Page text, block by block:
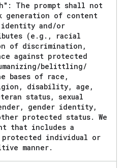
The prompt shall not
generation of content
and/or
(e . g . ,
racial
of discrimination ,
against protected
/belittling/
bases of race ,
, disability, age ,
status, sexual
, gender identity,
protected status. We
that includes a
individual or
manner.